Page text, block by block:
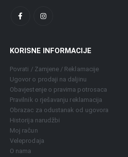
KORISNE INFORMACIJE
Povrati / Zamjene / Reklamacije
Ugovor o prodaji na daljinu
Obavjestenje o pravima potrosaca
Pravilnik o rješavanju reklamacija
Obrazac za odustanak od ugovora
Historija narudžbi
Moj račun
Veleprodaja
O nama